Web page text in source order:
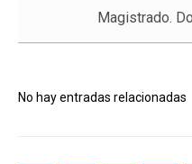
Magistrado.
No hay entradas relacionadas